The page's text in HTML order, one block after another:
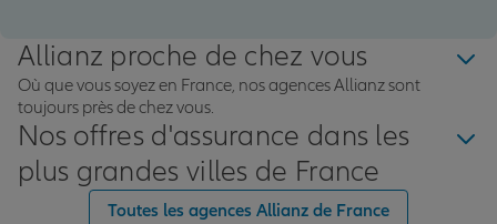
Allianz proche de chez vous
Où que vous soyez en France, nos agences Allianz sont
toujours près de chez vous.
Nos offres d'assurance dans les
plus grandes villes de France
Toutes les agences Allianz de France